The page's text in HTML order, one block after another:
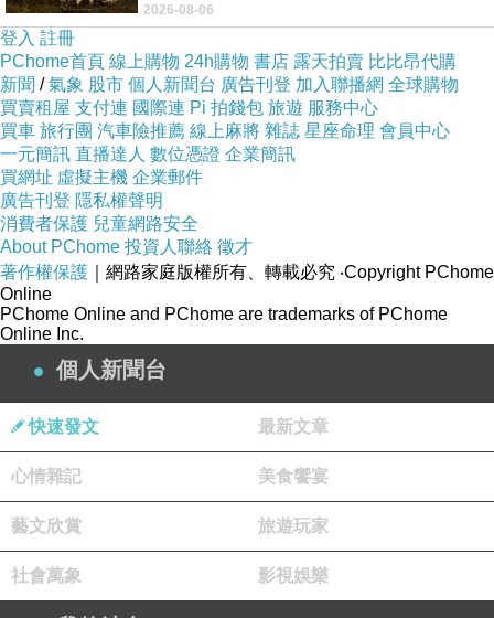
的姊姊──她們的臉龐交疊
在一起，她眼裡只有她們的
長相相似的地方。但三天後
的今天，她無比清晰地意識
到自己和姊姊之間的巨大差
異。於是，她有些緊張地把
幾縷過耳短髮別到耳後，打
開了浴室門。
「嗨！」侘寂從廚房喊道。
「我在想，既然我們不知道
你姊姊用了什麼妝扮，我們
應該……」他聲音漸漸低了
節的，平時也沒什麼儀式感，生活趨近冷
2026-08-06
登入 註冊
PChome首頁 線上購物 24h購物 書店 露天拍賣 比比昂代購
新聞 /氣象 股市 個人新聞台 廣告刊登 加入聯播網 全球購物
買賣租屋 支付連 國際連 Pi 拍錢包 旅遊 服務中心
買車 旅行團 汽車險推薦 線上麻將 雜誌 星座命理 會員中心
一元簡訊 直播達人 數位憑證 企業簡訊
買網址 虛擬主機 企業郵件
廣告刊登 隱私權聲明
消費者保護 兒童網路安全
About PChome 投資人聯絡 徵才
著作權保護 ｜網路家庭版權所有、轉載必究 ‧Copyright PChome
Online
PChome Online and PChome are trademarks of PChome
Online Inc.
個人新聞台
快速發文 最新文章
心情雜記 美食饗宴
藝文欣賞 旅遊玩家
社會萬象 影視娛樂